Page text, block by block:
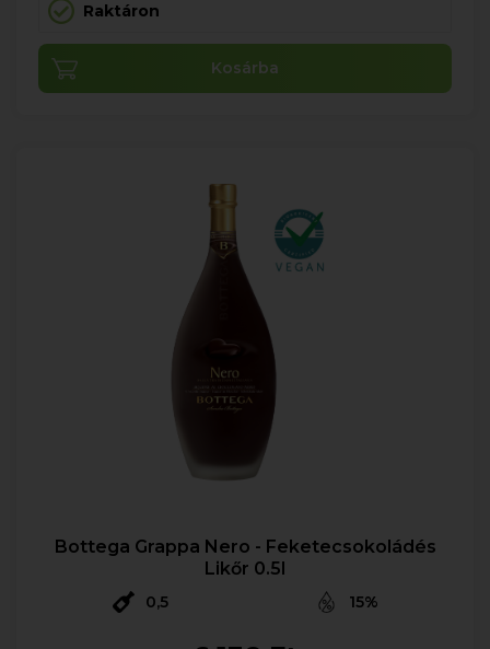
Raktáron
Kosárba
Bottega Grappa Nero - Feketecsokoládés
Likőr 0.5l
0,5 15%